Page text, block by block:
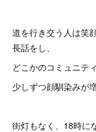
道を行き交う人は笑
長話をし、
どこかのコミュニテ
少しずつ顔馴染みが
街灯もなく、18時に